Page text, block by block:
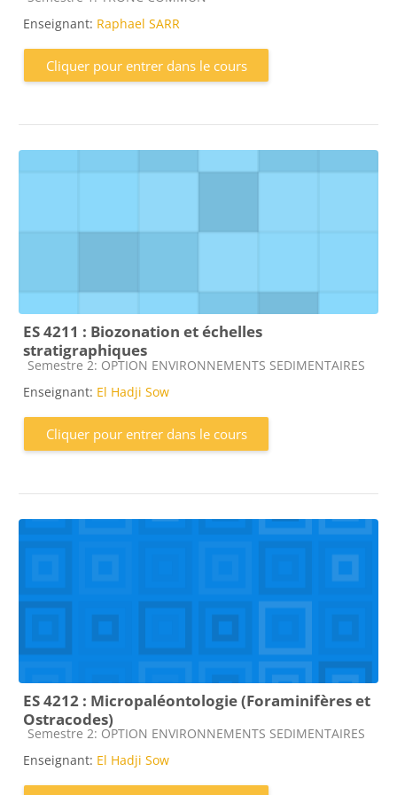
Enseignant: Raphael SARR
Cliquer pour entrer dans le cours
ES 4211 : Biozonation et échelles
stratigraphiques
Catégorie de cours
Semestre 2: OPTION ENVIRONNEMENTS SEDIMENTAIRES
Enseignant: El Hadji Sow
Cliquer pour entrer dans le cours
ES 4212 : Micropaléontologie (Foraminifères et
Ostracodes)
Catégorie de cours
Semestre 2: OPTION ENVIRONNEMENTS SEDIMENTAIRES
Enseignant: El Hadji Sow